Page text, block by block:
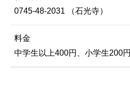
0745-48-2031 （石光寺）
料金
中学生以上400円、小学生200円